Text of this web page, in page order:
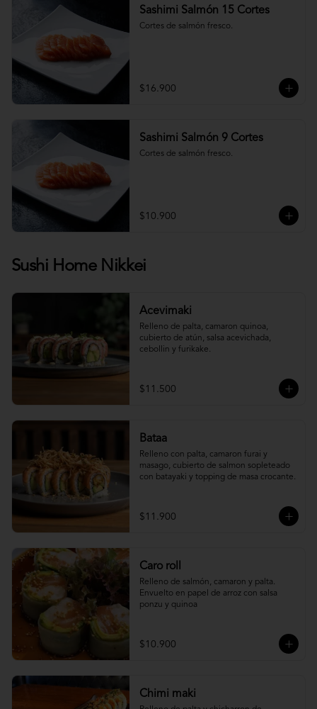
Sashimi Salmón 15 Cortes
Cortes de salmón fresco.
$16.900
Sashimi Salmón 9 Cortes
Cortes de salmón fresco.
$10.900
Sushi Home Nikkei
Acevimaki
Relleno de palta, camaron quinoa,
cubierto de atún, salsa acevichada,
cebollin y furikake.
$11.500
Bataa
Relleno con palta, camaron furai y
masago, cubierto de salmon sopleteado
con batayaki y topping de masa crocante.
$11.900
Caro roll
Relleno de salmón, camaron y palta.
Envuelto en papel de arroz con salsa
ponzu y quinoa
$10.900
Chimi maki